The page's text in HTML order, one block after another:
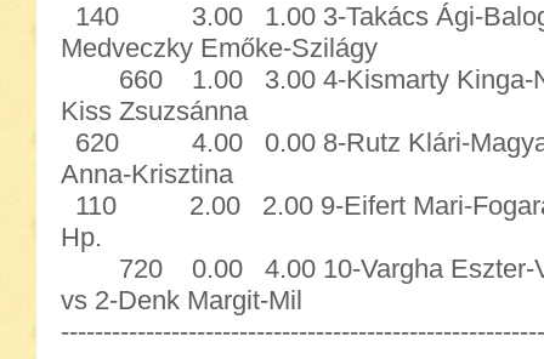
140 3.00 1.00 3-Takács Ági-
Medveczky Emőke-Szilágy
660 1.00 3.00 4-Kismarty Kinga-
Kiss Zsuzsánna
620 4.00 0.00 8-Rutz Klári-
Anna-Krisztina
110 2.00 2.00 9-Eifert Mari-
Hp.
720 0.00 4.00 10-Vargha Eszter-
vs 2-Denk Margit-Mil